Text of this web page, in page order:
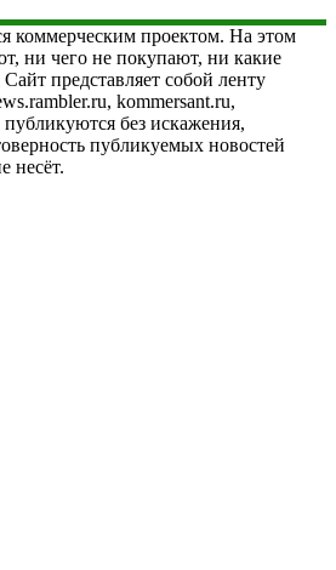
коммерческим проектом. На этом
ни чего не покупают, ни какие
представляет собой ленту
kommersant.ru,
без искажения,
публикуемых новостей
несёт.